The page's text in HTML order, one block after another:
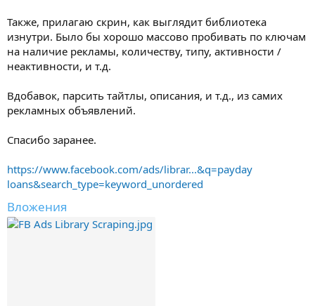
Также, прилагаю скрин, как выглядит библиотека
изнутри. Было бы хорошо массово пробивать по ключам
на наличие рекламы, количеству, типу, активности /
неактивности, и т.д.
Вдобавок, парсить тайтлы, описания, и т.д., из самих
рекламных объявлений.
Спасибо заранее.
https://www.facebook.com/ads/librar...&q=payday
loans&search_type=keyword_unordered
Вложения